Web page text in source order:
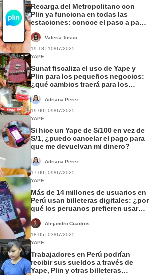
Recarga del Metropolitano con
Plin ya funciona en todas las
estaciones: conoce el paso a paso
Valeria Tosso
19:18 | 10/07/2025
YAPE
Sunat fiscaliza el uso de Yape y
Plin para los pequeños negocios:
¿qué cambios traerá para los
Adriana Perez
19:00 | 09/07/2025
YAPE
Si hice un Yape de S/100 en vez de
S/1, ¿puedo cancelar el pago para
que me devuelvan mi dinero?
Adriana Perez
17:00 | 09/07/2025
YAPE
Más de 14 millones de usuarios en
Perú usan billeteras digitales: ¿por
qué los peruanos prefieren usar
Alejandro Cuadros
18:05 | 03/07/2025
YAPE
Trabajadores en Perú podrían
recibir sus sueldos a través de
Yape, Plin y otras billeteras